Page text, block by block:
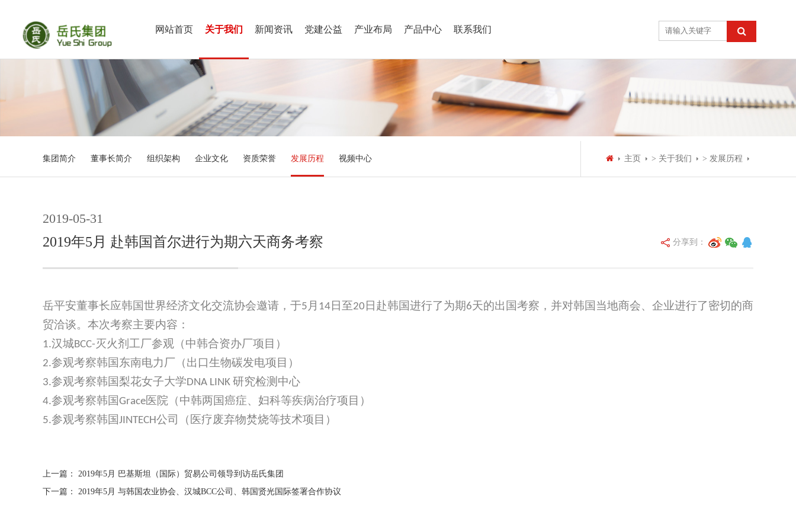
网站首页 关于我们 新闻资讯 党建公益 产业布局 产品中心 联系我们
集团简介 董事长简介 组织架构 企业文化 资质荣誉 发展历程 视频中心 主页 > 关于我们 > 发展历程
2019-05-31
2019年5月 赴韩国首尔进行为期六天商务考察 分享到：
岳平安董事长应韩国世界经济文化交流协会邀请，于5 月 14 日至20 日赴韩国进行了为期 6天的出国考察，并对韩国当地商会、企业进行了密切的商
贸洽谈。本次考察主要内容：
1.汉城BCC-灭火剂工厂参观（中韩合资办厂项目）
2.参观考察韩国东南电力厂（出口生物碳发电项目）
3.参观考察韩国梨花女子大学DNA LINK 研究检测中心
4.参观考察韩国 Grace 医院（中韩两国癌症、妇科等疾病治疗项目）
5.参观考察韩国 JINTECH公司（医疗废弃物焚烧等技术项目）
上一篇： 2019年5月 巴基斯坦（国际）贸易公司领导到访岳氏集团
下一篇： 2019年5月 与韩国农业协会、汉城BCC公司、韩国贤光国际签署合作协议